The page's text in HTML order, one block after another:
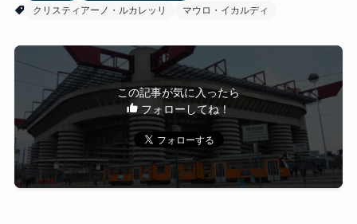
クリスティアーノ・ルカレッリ
マウロ・イカルディ
この記事が気に入ったら
フォローしてね！